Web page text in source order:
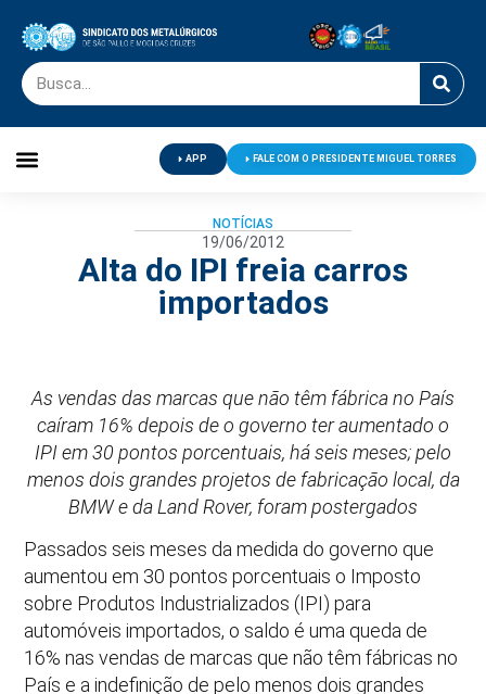
APP FALE COM O PRESIDENTE MIGUEL TORRES
NOTÍCIAS
19/06/2012
Alta do IPI freia carros
importados
As vendas das marcas que não têm fábrica no País
caíram 16% depois de o governo ter aumentado o
IPI em 30 pontos porcentuais, há seis meses; pelo
menos dois grandes projetos de fabricação local, da
BMW e da Land Rover, foram postergados
Passados seis meses da medida do governo que
aumentou em 30 pontos porcentuais o Imposto
sobre Produtos Industrializados (IPI) para
automóveis importados, o saldo é uma queda de
16% nas vendas de marcas que não têm fábricas no
País e a indefinição de pelo menos dois grandes